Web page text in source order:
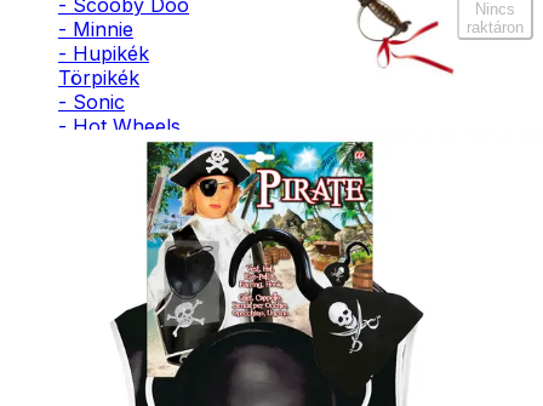
- Scooby Doo
- Minnie
- Hupikék
Törpikék
- Sonic
- Hot Wheels
- Macskanő
- Harlequin
- Batman
- Robin Hood
- Pán Péter
- Super Mario
Nincs
raktáron